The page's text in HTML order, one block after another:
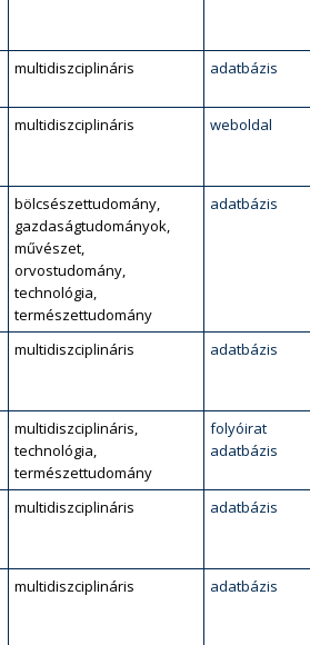
multidiszciplináris adatbázis
multidiszciplináris weboldal
bölcsészettudomány,
gazdaságtudományok,
művészet,
orvostudomány,
technológia,
természettudomány
adatbázis
multidiszciplináris adatbázis
multidiszciplináris,
technológia,
természettudomány
folyóirat
adatbázis
multidiszciplináris adatbázis
multidiszciplináris adatbázis